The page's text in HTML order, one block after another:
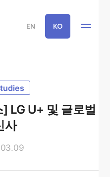
EN KO
LG U+ 및 글로벌
사